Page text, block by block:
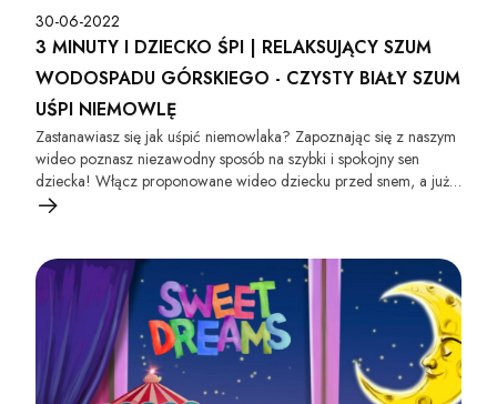
30-06-2022
3 MINUTY I DZIECKO ŚPI | RELAKSUJĄCY SZUM
WODOSPADU GÓRSKIEGO - CZYSTY BIAŁY SZUM
UŚPI NIEMOWLĘ
Zastanawiasz się jak uśpić niemowlaka? Zapoznając się z naszym
wideo poznasz niezawodny sposób na szybki i spokojny sen
dziecka! Włącz proponowane wideo dziecku przed snem, a już
po chwili maluszek spokojnie zaśnie :).